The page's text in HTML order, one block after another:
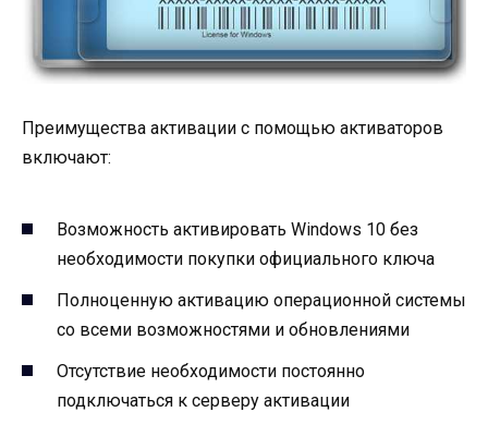
Преимущества активации с помощью активаторов
включают:
Возможность активировать Windows 10 без
необходимости покупки официального ключа
Полноценную активацию операционной системы
со всеми возможностями и обновлениями
Отсутствие необходимости постоянно
подключаться к серверу активации